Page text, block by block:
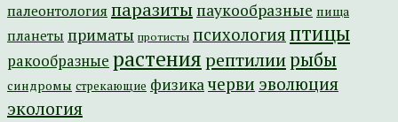
палеонтология паразиты паукообразные пища
планеты приматы протисты психология птицы
ракообразные растениярептилиирыбы
синдромы стрекающие физикачерви эволюция
экология